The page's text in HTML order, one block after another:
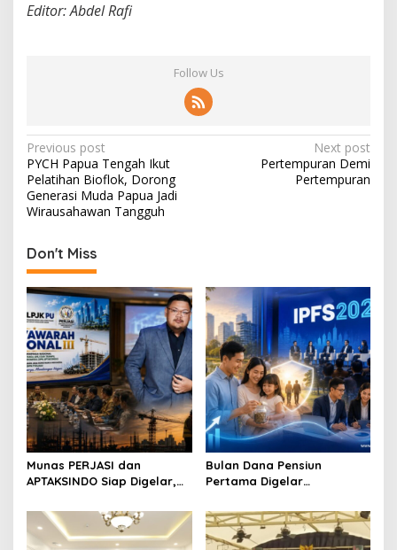
Editor: Abdel Rafi
Follow Us
P
o
s
n
a
v
i
g
a
t
i
o
n
Previous post
PYCH Papua Tengah Ikut
Pelatihan Bioflok, Dorong
Generasi Muda Papua Jadi
Wirausahawan Tangguh
Next post
Pertempuran Demi
Pertempuran
Don't Miss
Munas PERJASI dan
APTAKSINDO Siap Digelar,
Revisi AD/ART
Bulan Dana Pensiun
Pertama Digelar
Perkuat Ekosistem Pensiun
Berkelanjutan